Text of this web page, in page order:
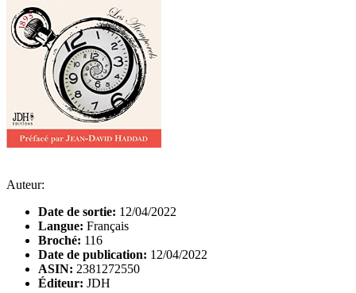
Auteur:
Date de sortie: 12/04/2022
Langue: Français
Broché: 116
Date de publication: 12/04/2022
ASIN: 2381272550
Éditeur: JDH